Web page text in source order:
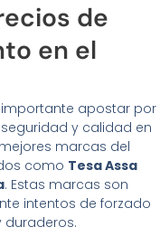
de
en el
importante apostar por
y calidad en
marcas del
como Tesa Assa
. Estas marcas son
intentos de forzado